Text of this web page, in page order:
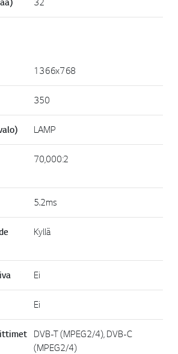
1366x768
350
LAMP
70,000:2
5.2ms
Kyllä
Ei
Ei
DVB-T (MPEG2/4), DVB-C
(MPEG2/4)